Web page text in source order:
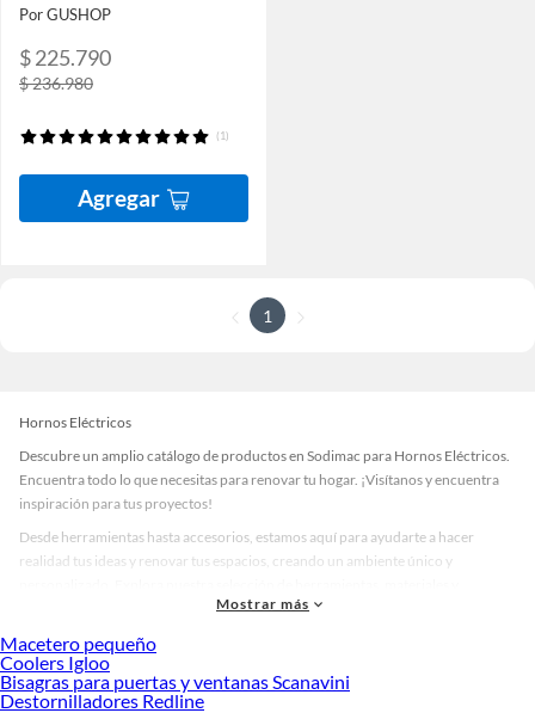
Por GUSHOP
$ 225.790
$ 236.980
(1)
Agregar
1
Hornos Eléctricos
Descubre un amplio catálogo de productos en Sodimac para Hornos Eléctricos.
Encuentra todo lo que necesitas para renovar tu hogar. ¡Visítanos y encuentra
inspiración para tus proyectos!
Desde herramientas hasta accesorios, estamos aquí para ayudarte a hacer
realidad tus ideas y renovar tus espacios, creando un ambiente único y
accesorios de calidad que te ayudarán a crear un espacio más tú.
Desde remodelaciones hasta proyectos de decoración, estamos aquí para hacer
tus ideas realidad. ¡Visítanos y encuentra todo lo que tenemos para ofrecerte en
Hornos Eléctricos!
Mostrar más
Macetero pequeño
Coolers Igloo
Bisagras para puertas y ventanas Scanavini
Destornilladores Redline